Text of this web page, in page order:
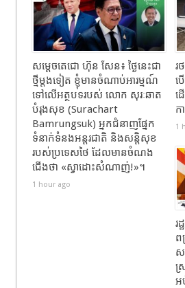
សម្តេចតេជោ ហ៊ុន សែន៖ ថ្ងៃនេះជា
ថ្មីម្តងទៀត ខ្ញុំមានចំណាប់អារម្មណ៍
ទៅលើអត្ថបទរបស់ លោក សុរៈឆាត
បំរុងសុខ (Surachart
Bamrungsuk) អ្នកជំនាញផ្នែក
ទំនាក់ទំនងអន្តរជាតិ និងសន្តិសុខ
របស់ប្រទេសថៃ ដែលមានចំណង
ជើង​ថា «ស្វាដោះសំណាញ់!»។
1 hour ago
រ
ប
ដ
ក
1
រ
ព
ស
ស្
អ